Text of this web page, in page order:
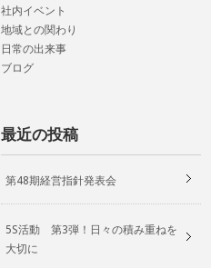
社内イベント
地域との関わり
日常の出来事
ブログ
最近の投稿
第48期経営指針発表会
5S活動 第3弾！日々の積み重ねを
大切に